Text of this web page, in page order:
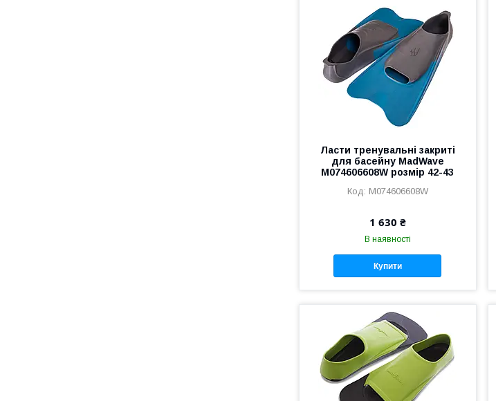
Ласти тренувальні закриті
для басейну MadWave
M074606608W розмір 42-43
M074606608W
1 630 ₴
В наявності
Купити